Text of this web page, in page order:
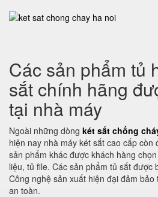
Các sản phẩm tủ
sắt chính hãng
tại nhà máy
Ngoài những dòng két sắt chống
hiện nay nhà máy két sắt cao cấp còn
sản phẩm khác được khách hàng
liệu, tủ file. Các sản phẩm tủ sắt được
Công nghệ sản xuất hiện đại đảm
an toàn.